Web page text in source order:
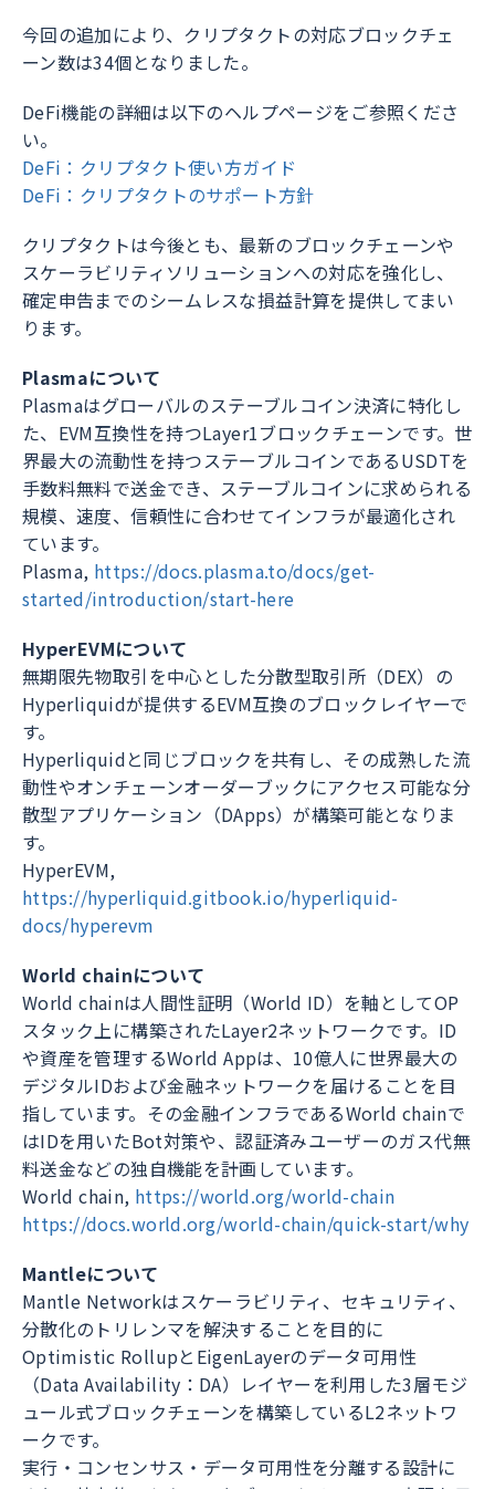
今回の追加により、クリプタクトの対応ブロックチェ
ーン数は34個となりました。
DeFi機能の詳細は以下のヘルプページをご参照くださ
い。
DeFi：クリプタクト使い方ガイド
DeFi：クリプタクトのサポート方針
クリプタクトは今後とも、最新のブロックチェーンや
スケーラビリティソリューションへの対応を強化し、
確定申告までのシームレスな損益計算を提供してまい
ります。
Plasmaについて
Plasmaはグローバルのステーブルコイン決済に特化し
た、EVM互換性を持つLayer1ブロックチェーンです。世
界最大の流動性を持つステーブルコインであるUSDTを
手数料無料で送金でき、ステーブルコインに求められる
規模、速度、信頼性に合わせてインフラが最適化され
ています。
Plasma, https://docs.plasma.to/docs/get-
started/introduction/start-here
HyperEVMについて
無期限先物取引を中心とした分散型取引所（DEX）の
Hyperliquidが提供するEVM互換のブロックレイヤーで
す。
Hyperliquidと同じブロックを共有し、その成熟した流
動性やオンチェーンオーダーブックにアクセス可能な分
散型アプリケーション（DApps）が構築可能となりま
す。
HyperEVM,
https://hyperliquid.gitbook.io/hyperliquid-
docs/hyperevm
World chainについて
World chainは人間性証明（World ID）を軸としてOP
スタック上に構築されたLayer2ネットワークです。ID
や資産を管理するWorld Appは、10億人に世界最大の
デジタルIDおよび金融ネットワークを届けることを目
指しています。その金融インフラであるWorld chainで
はIDを用いたBot対策や、認証済みユーザーのガス代無
料送金などの独自機能を計画しています。
World chain, https://world.org/world-chain
https://docs.world.org/world-chain/quick-start/why
Mantleについて
Mantle Networkはスケーラビリティ、セキュリティ、
分散化のトリレンマを解決することを目的に
Optimistic RollupとEigenLayerのデータ可用性
（Data Availability：DA）レイヤーを利用した3層モジ
ュール式ブロックチェーンを構築しているL2ネットワ
ークです。
実行・コンセンサス・データ可用性を分離する設計に